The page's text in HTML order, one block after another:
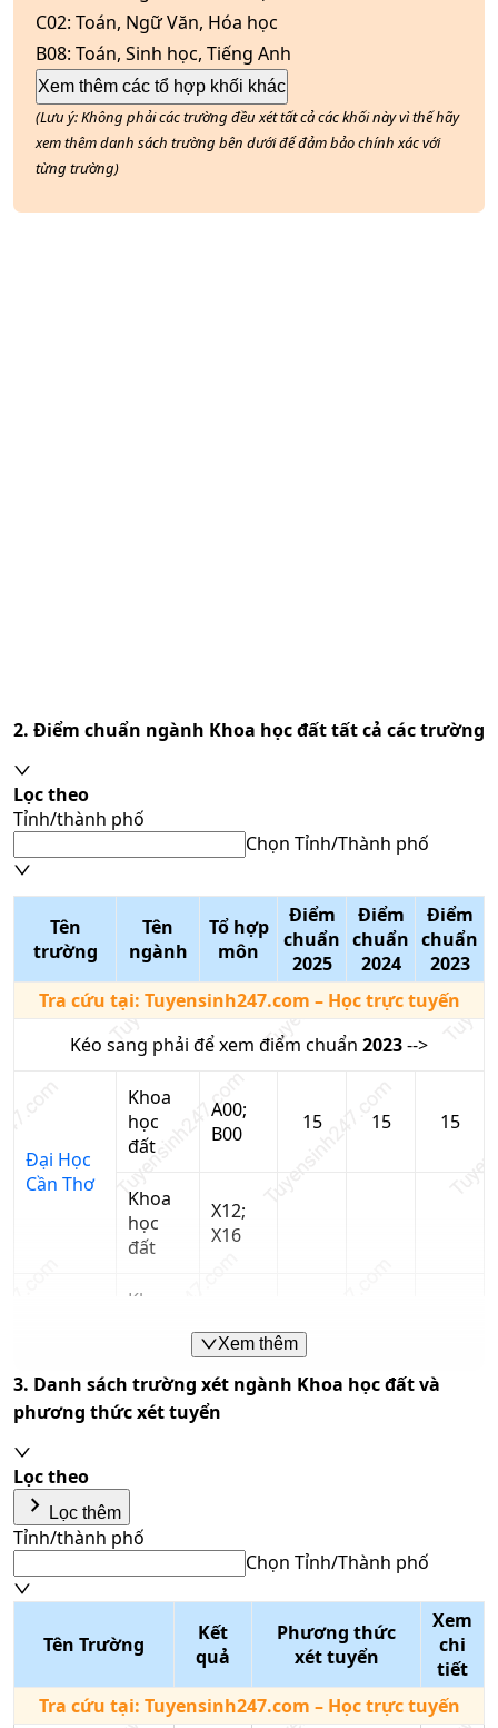
C02: Toán, Ngữ Văn, Hóa học
B08: Toán, Sinh học, Tiếng Anh
Xem thêm các tổ hợp khối khác
(Lưu ý: Không phải các trường đều xét tất cả các khối này vì thế hãy
xem thêm danh sách trường bên dưới để đảm bảo chính xác với
từng trường)
2. Điểm chuẩn ngành Khoa học đấttất cả các trường
Lọc theo
Tỉnh/thành phố
Chọn Tỉnh/Thành phố
Tên
trường
Tên
ngành
Tổ hợp
môn
Điểm
chuẩn
2025
Điểm
chuẩn
2024
Điểm
chuẩn
2023
Tra cứu tại: Tuyensinh247.com – Học trực tuyến
Kéo sang phải để xem điểm chuẩn 2023-->
Đại Học
Cần Thơ
Khoa
học
đất
A00;
B00
15 15 15
Khoa
học
đất
X12;
X16
Trường
Đồng
Khoa
Khoa
học
C02
học
đất
Khoa
đất
B03 14.73
Khoa
Xem thêm
3. Danh sách trường xét ngành Khoa học đấtvà
phương thức xét tuyển
Lọc theo
keyboard_arrow_right Lọc thêm
Tỉnh/thành phố
Chọn Tỉnh/Thành phố
Nhập tên tổ hợp/mã tổ hợp
Phương thức xét tuyển
Chọn phương thức xét
tuyển
Tên Trường
Kết
quả
Phương thức
xét tuyển
Xem
chi
tiết
Tra cứu tại: Tuyensinh247.com – Học trực tuyến